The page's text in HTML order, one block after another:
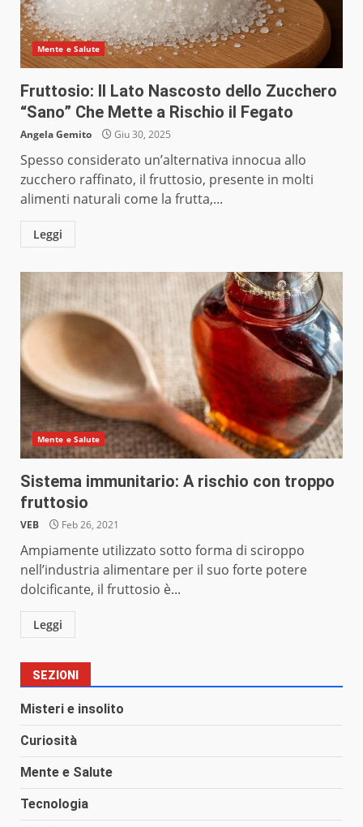
Mente e Salute
Fruttosio: Il Lato Nascosto dello Zucchero
“Sano” Che Mette a Rischio il Fegato
Angela Gemito Giu 30, 2025
Spesso considerato un’alternativa innocua allo
zucchero raffinato, il fruttosio, presente in molti
alimenti naturali come la frutta,...
Leggi
Mente e Salute
Sistema immunitario: A rischio con troppo
fruttosio
VEB Feb 26, 2021
Ampiamente utilizzato sotto forma di sciroppo
nell’industria alimentare per il suo forte potere
dolcificante, il fruttosio è...
Leggi
SEZIONI
Misteri e insolito
Curiosità
Mente e Salute
Tecnologia